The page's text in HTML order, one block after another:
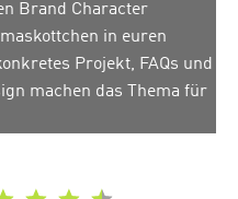
Brand Character
in euren
Projekt, FAQs und
machen das Thema für